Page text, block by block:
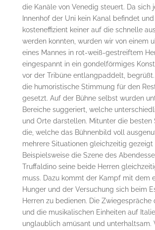
die Kanäle von Venedig steuert. Da sich
Innenhof der Uni kein Kanal befindet und
kosteneffizient keiner auf die schnelle
werden konnten, wurden wir von einem
eines Mannes in rot-weiß-gestreiftem
eingespannt in ein gondelförmiges
vor der Tribüne entlangpaddelt,
die humoristische Stimmung für den
gesetzt. Auf der Bühne selbst wurden
Bereiche suggeriert, welche
und Orte darstellen. Mitunter die besten
die, welche das Bühnenbild voll
mehrere Situationen gleichzeitig gezeigt
Beispielsweise die Szene des
Truffaldino seine beide Herren
muss. Dazu kommt der Kampf mit dem
Hunger und der Versuchung sich beim
Herren zu bedienen. Die Zwiegespräche
und die musikalischen Einheiten auf
unglaublich amüsant und unterhaltsam.